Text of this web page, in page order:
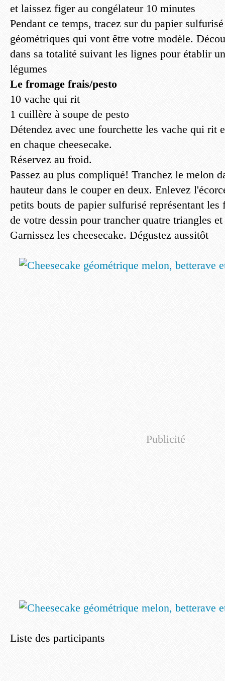
et laissez figer au congélateur 10 minutes
Pendant ce temps, tracez sur du papier
géométriques qui vont être votre modèle.
dans sa totalité suivant les lignes pour établir
légumes
Le fromage frais/pesto
10 vache qui rit
1 cuillère à soupe de pesto
Détendez avec une fourchette les vache qui rit
en chaque cheesecake.
Réservez au froid.
Passez au plus compliqué! Tranchez le melon
hauteur dans le couper en deux. Enlevez
petits bouts de papier sulfurisé représentant les
de votre dessin pour trancher quatre triangles
Garnissez les cheesecake. Dégustez aussitôt
Publicité
Liste des participants